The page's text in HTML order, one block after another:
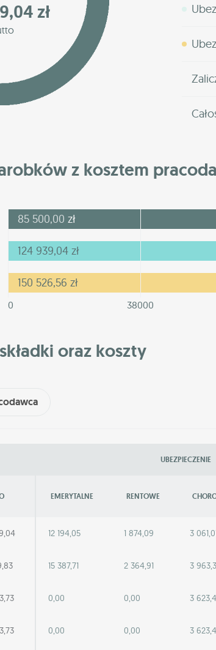
zł
z kosztem
85 500,00 zł
124 939,04 zł
150 526,56 zł
0 38000
oraz koszty
UBEZPIECZENIE
EMERYTALNE RENTOWE
12 194,05 1 874,09 3
15 387,71 2 364,91 3
0,00 0,00 3
0,00 0,00 3